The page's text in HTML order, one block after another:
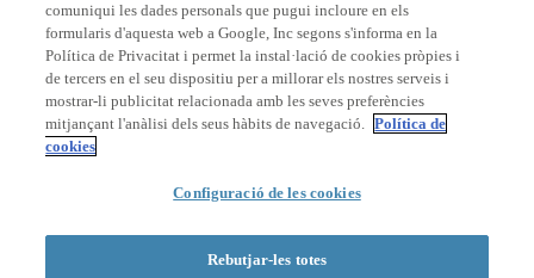
Membre de
Acreditacions
© 2026 La Salle Campus Barcelona - URL |Avís legal
Formulari de cerca
comuniqui les dades personals que pugui incloure en els
formularis d'aquesta web a Google, Inc segons s'informa en la
Política de Privacitat i permet la instal·lació de cookies pròpies i
de tercers en el seu dispositiu per a millorar els nostres serveis i
mostrar-li publicitat relacionada amb les seves preferències
mitjançant l'anàlisi dels seus hàbits de navegació. Política de
cookies
Configuració de les cookies
Rebutjar-les totes